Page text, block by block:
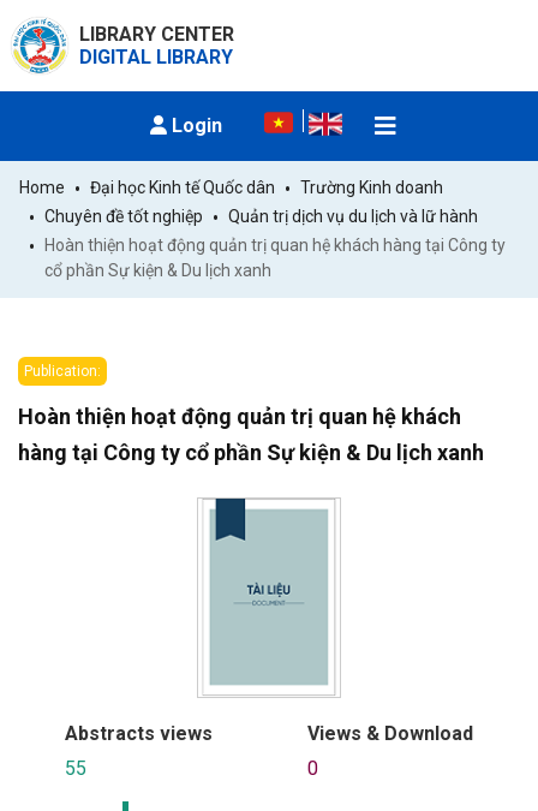
LIBRARY CENTER
DIGITAL LIBRARY
Login
Home Đại học Kinh tế Quốc dân
Trường Kinh doanh
Chuyên đề tốt nghiệp
Quản trị dịch vụ du lịch và lữ hành
Hoàn thiện hoạt động quản trị quan hệ khách hàng tại Công ty
cổ phần Sự kiện & Du lịch xanh
Publication:
Hoàn thiện hoạt động quản trị quan hệ khách
hàng tại Công ty cổ phần Sự kiện & Du lịch xanh
Abstracts views
55
Views & Download
0